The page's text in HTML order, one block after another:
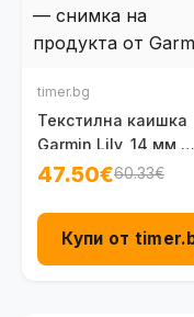
timer.bg
Текстилна каишка
Garmin Lily, 14 мм,
кафява, 010-13302-
47.50€60.33€
Купи от